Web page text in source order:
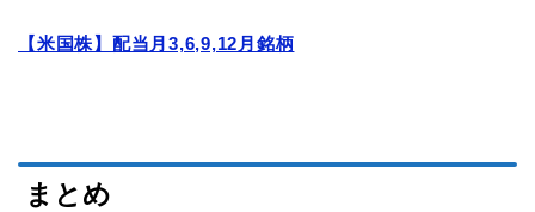
【米国株】配当月3,6,9,12月銘柄
まとめ